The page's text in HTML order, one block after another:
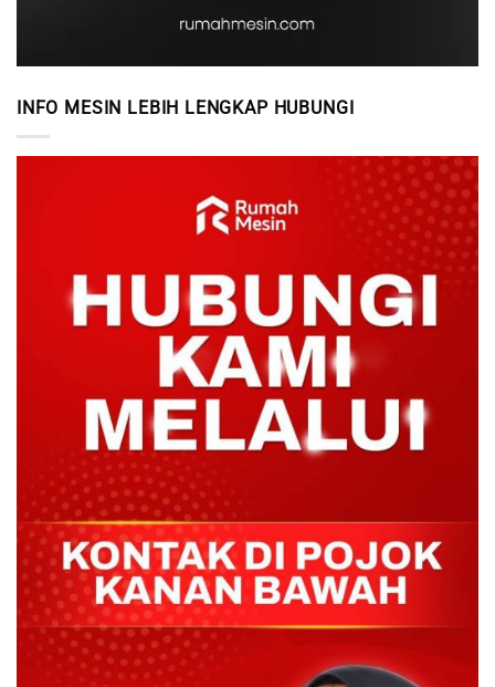
INFO MESIN LEBIH LENGKAP HUBUNGI